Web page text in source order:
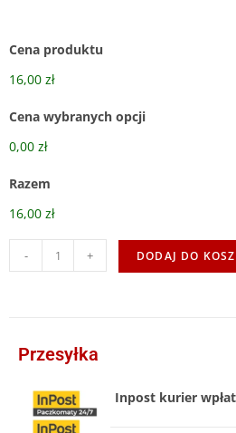
Cena produktu
16,00 zł
Cena wybranych opcji
0,00 zł
Razem
16,00 zł
- + DODAJ DO
Przesyłka
Inpost kurier